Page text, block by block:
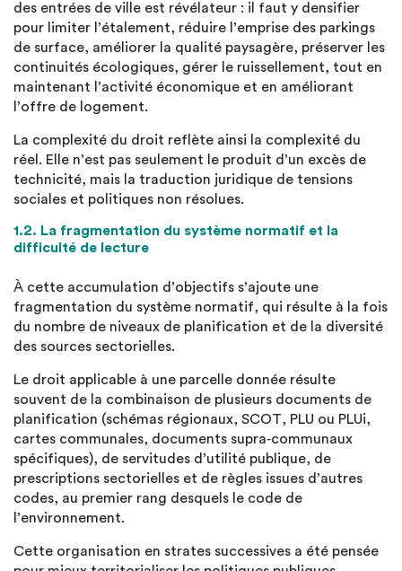
des entrées de ville est révélateur : il faut y densifier
pour limiter l’étalement, réduire l’emprise des parkings
de surface, améliorer la qualité paysagère, préserver les
continuités écologiques, gérer le ruissellement, tout en
maintenant l’activité économique et en améliorant
l’offre de logement.
La complexité du droit reflète ainsi la complexité du
réel. Elle n’est pas seulement le produit d’un excès de
technicité, mais la traduction juridique de tensions
sociales et politiques non résolues.
1.2. La fragmentation du système normatif et la
difficulté de lecture
À cette accumulation d’objectifs s’ajoute une
fragmentation du système normatif, qui résulte à la fois
du nombre de niveaux de planification et de la diversité
des sources sectorielles.
Le droit applicable à une parcelle donnée résulte
souvent de la combinaison de plusieurs documents de
planification (schémas régionaux, SCOT, PLU ou PLUi,
cartes communales, documents supra‑communaux
spécifiques), de servitudes d’utilité publique, de
prescriptions sectorielles et de règles issues d’autres
codes, au premier rang desquels le code de
l’environnement.
Cette organisation en strates successives a été pensée